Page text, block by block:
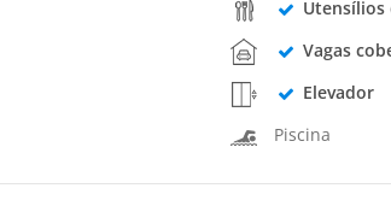
Utensílios
Vagas
Elevador
Piscina